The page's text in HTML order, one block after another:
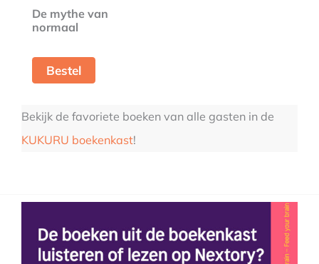
De mythe van
normaal
Bestel
Bekijk de favoriete boeken van alle gasten in de
KUKURU boekenkast!